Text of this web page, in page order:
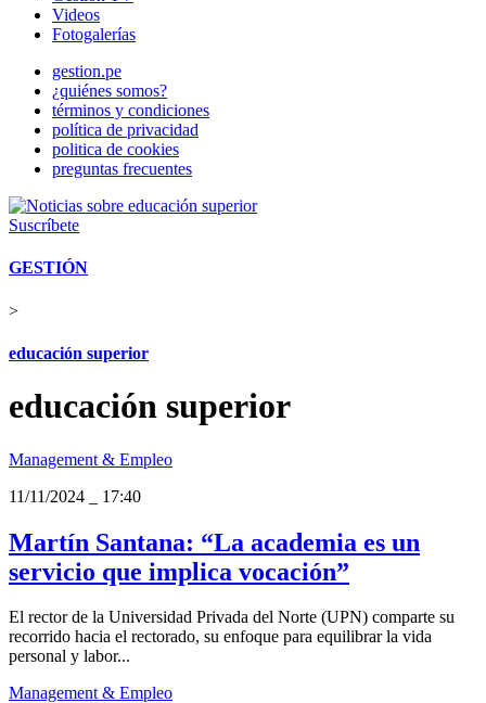
Videos
Fotogalerías
gestion.pe
¿quiénes somos?
términos y condiciones
política de privacidad
politica de cookies
preguntas frecuentes
Suscríbete
GESTIÓN
>
educación superior
educación superior
Management & Empleo
11/11/2024
17:40
Martín Santana: “La academia es un
servicio que implica vocación”
El rector de la Universidad Privada del Norte (UPN) comparte su
recorrido hacia el rectorado, su enfoque para equilibrar la vida
personal y labor...
Management & Empleo